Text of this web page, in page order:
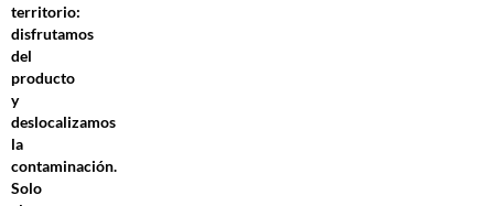
territorio:
disfrutamos
del
producto
y
deslocalizamos
la
contaminación.
Solo